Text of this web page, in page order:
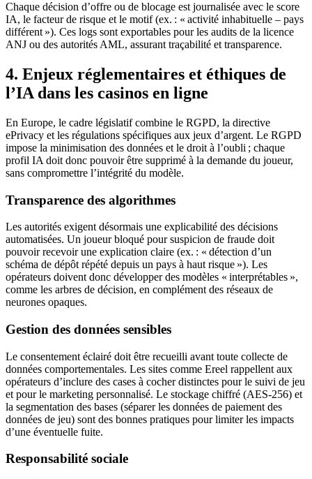
Chaque décision d’offre ou de blocage est journalisée avec le score
IA, le facteur de risque et le motif (ex. : « activité inhabituelle – pays
différent »). Ces logs sont exportables pour les audits de la licence
ANJ ou des autorités AML, assurant traçabilité et transparence.
4. Enjeux réglementaires et éthiques de
l’IA dans les casinos en ligne
En Europe, le cadre législatif combine le RGPD, la directive
ePrivacy et les régulations spécifiques aux jeux d’argent. Le RGPD
impose la minimisation des données et le droit à l’oubli ; chaque
profil IA doit donc pouvoir être supprimé à la demande du joueur,
sans compromettre l’intégrité du modèle.
Transparence des algorithmes
Les autorités exigent désormais une explicabilité des décisions
automatisées. Un joueur bloqué pour suspicion de fraude doit
pouvoir recevoir une explication claire (ex. : « détection d’un
schéma de dépôt répété depuis un pays à haut risque »). Les
opérateurs doivent donc développer des modèles « interprétables »,
comme les arbres de décision, en complément des réseaux de
neurones opaques.
Gestion des données sensibles
Le consentement éclairé doit être recueilli avant toute collecte de
données comportementales. Les sites comme Ereel rappellent aux
opérateurs d’inclure des cases à cocher distinctes pour le suivi de jeu
et pour le marketing personnalisé. Le stockage chiffré (AES‑256) et
la segmentation des bases (séparer les données de paiement des
données de jeu) sont des bonnes pratiques pour limiter les impacts
d’une éventuelle fuite.
Responsabilité sociale